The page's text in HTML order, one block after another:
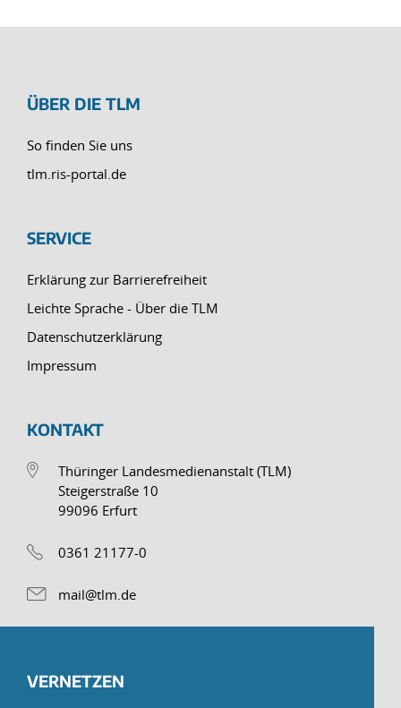
ÜBER DIE TLM
So finden Sie uns
tlm.ris-portal.de
SERVICE
Erklärung zur Barrierefreiheit
Leichte Sprache - Über die TLM
Datenschutzerklärung
Impressum
KONTAKT
Thüringer Landesmedienanstalt (TLM)
Steigerstraße 10
99096 Erfurt
0361 21177-0
mail@tlm.de
VERNETZEN